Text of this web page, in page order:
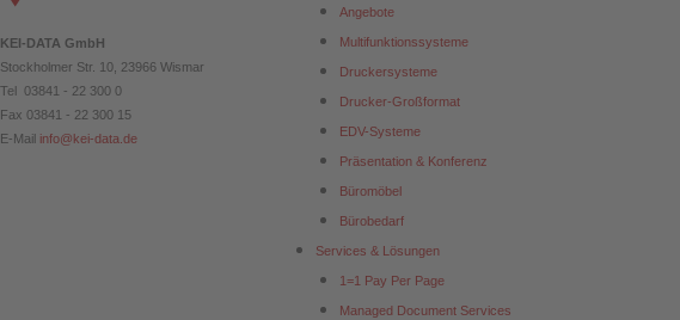
KEI-DATA GmbH
Stockholmer Str. 10, 23966 Wismar
Tel 03841 - 22 300 0
Fax 03841 - 22 300 15
E-Mail info@kei-data.de
Angebote
Multifunktionssysteme
Druckersysteme
Drucker-Großformat
EDV-Systeme
Präsentation & Konferenz
Büromöbel
Bürobedarf
Services & Lösungen
1=1 Pay Per Page
Managed Document Services